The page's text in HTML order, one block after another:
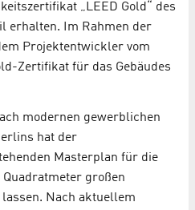
„LEED Gold“ des
erhalten. Im Rahmen der
Projektentwickler vom
Zertifikat für das Gebäudes
modernen gewerblichen
hat der
Masterplan für die
Quadratmeter großen
Nach aktuellem